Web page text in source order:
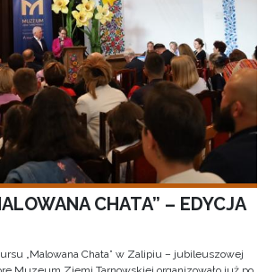
CHATA” – EDYCJA
„Malowana Chata” w Zalipiu – jubileuszowej